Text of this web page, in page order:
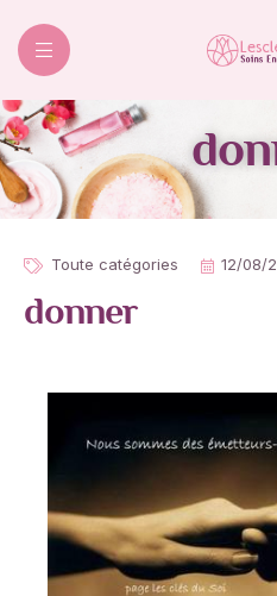
Toute catégories 12/08/
donner